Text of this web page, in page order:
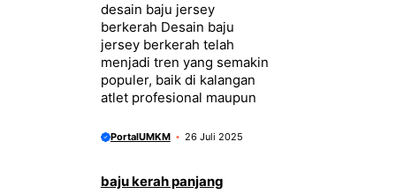
desain baju jersey
berkerah Desain baju
jersey berkerah telah
menjadi tren yang semakin
populer, baik di kalangan
atlet profesional maupun
PortalUMKM 26 Juli 2025
baju kerah panjang